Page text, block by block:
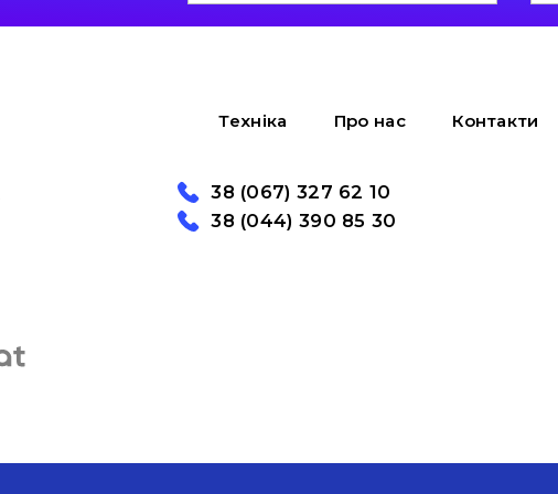
Техніка Про нас Контакти
38 (067) 327 62 10
38 (044) 390 85 30